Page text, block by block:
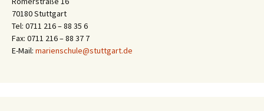
70180 Stuttgart
Tel: 0711 216 – 88 35 6
Fax: 0711 216 – 88 37 7
E-Mail: marienschule@stuttgart.de